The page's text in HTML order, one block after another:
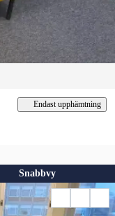
Endast upphämtning
Snabbvy